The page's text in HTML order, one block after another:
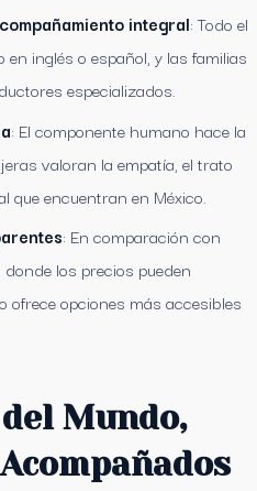
integral: Todo el
inglés o español, y las familias
especializados.
: El componente humano hace la
valoran la empatía, el trato
que encuentran en México.
: En comparación con
los precios pueden
ofrece opciones más accesibles
Mundo,